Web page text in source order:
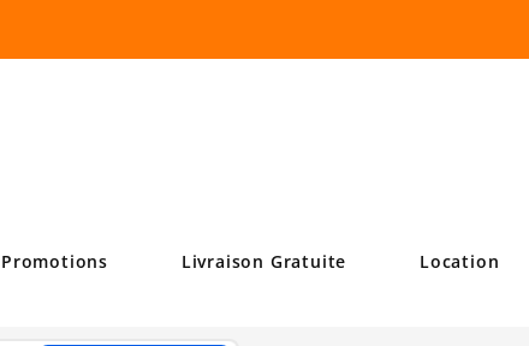
Promotions Livraison Gratuite Location